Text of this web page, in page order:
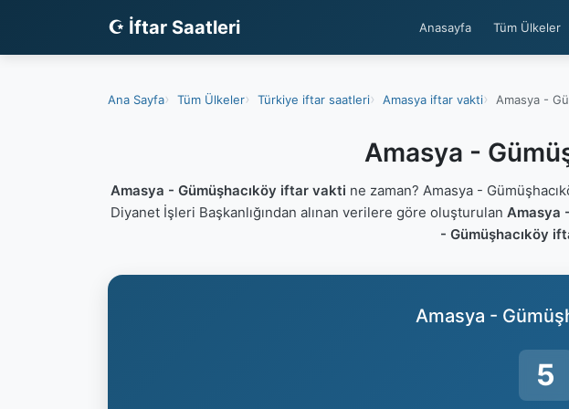
☪ İftar Saatleri Anasayfa Tüm Ülkeler
Ana Sayfa Tüm Ülkeler Türkiye iftar saatleri Amasya iftar vakti Amasya -
Amasya -
Amasya - Gümüşhacıköy iftar vakti ne zaman? Amasya -
Diyanet İşleri Başkanlığından alınan verilere göre oluşturulan Amasya
- Gümüşhacıköy
Amasya -
5